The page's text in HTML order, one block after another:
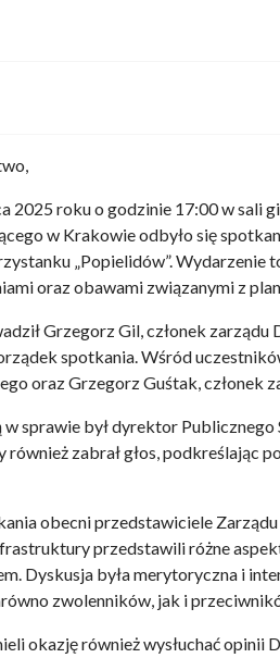
2025 roku o godzinie 17:00 w sali
w Krakowie odbyło się
„Popielidów”.
oraz obawami związanymi z
Grzegorz Gil, członek
spotkania. Wśród
oraz Grzegorz Guśtak, członek
sprawie był dyrektor
również zabrał głos, podkreślając
obecni przedstawiciele
przedstawili różne
Dyskusja była merytoryczna i
zwolenników, jak i
okazję również wysłuchać opinii